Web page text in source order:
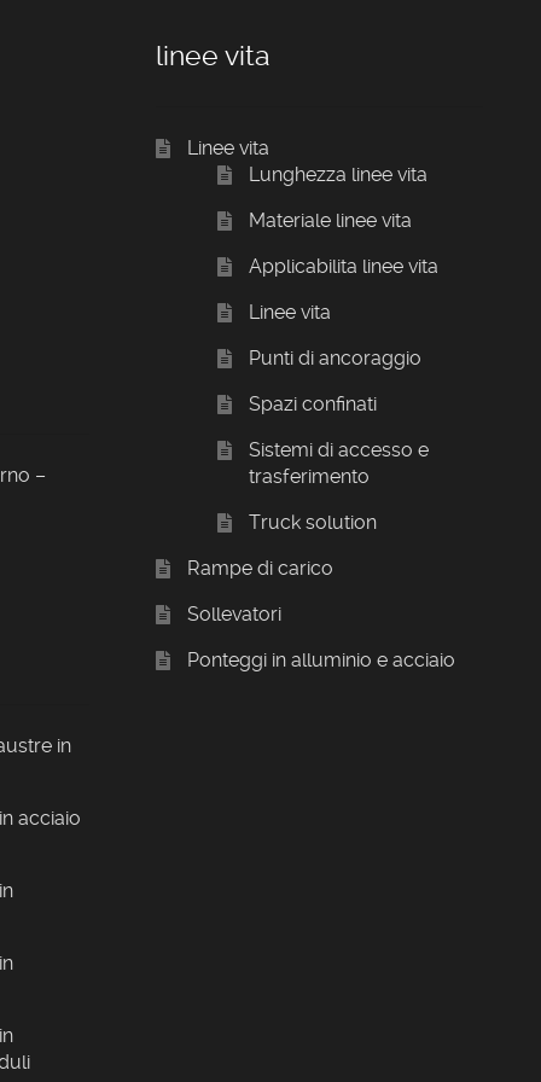
–
in
acciaio
linee vita
Linee vita
Lunghezza linee vita
Materiale linee vita
Applicabilita linee vita
Linee vita
Punti di ancoraggio
Spazi confinati
Sistemi di accesso e
trasferimento
Truck solution
Rampe di carico
Sollevatori
Ponteggi in alluminio e acciaio